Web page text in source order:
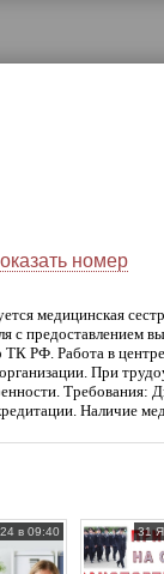
номер
медицинская
с предоставлением
РФ. Работа в
При
Наличие
в 09:40 31